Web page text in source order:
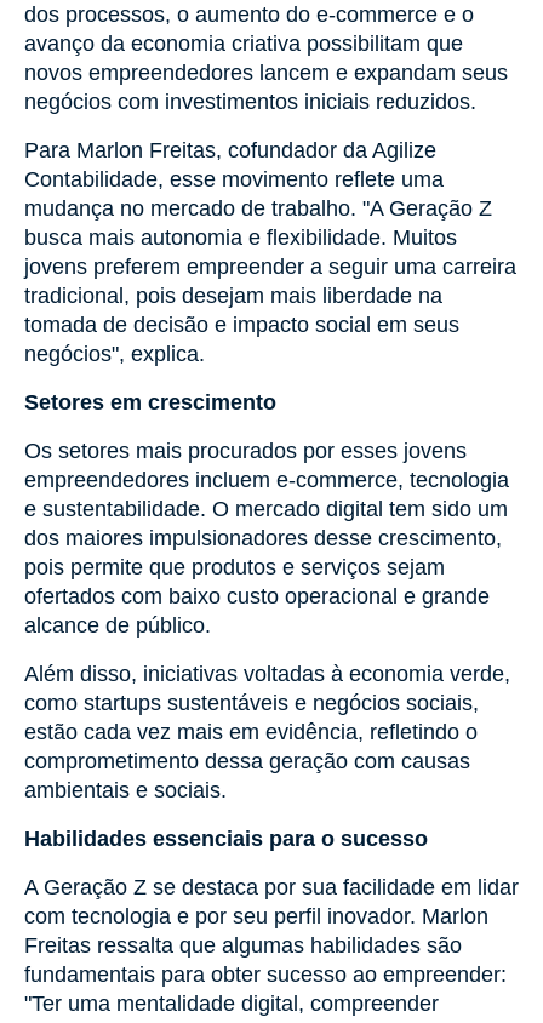
dos processos, o aumento do e-commerce e o
avanço da economia criativa possibilitam que
novos empreendedores lancem e expandam seus
negócios com investimentos iniciais reduzidos.
Para Marlon Freitas, cofundador da Agilize
Contabilidade, esse movimento reflete uma
mudança no mercado de trabalho. "A Geração Z
busca mais autonomia e flexibilidade. Muitos
jovens preferem empreender a seguir uma carreira
tradicional, pois desejam mais liberdade na
tomada de decisão e impacto social em seus
negócios", explica.
Setores em crescimento
Os setores mais procurados por esses jovens
empreendedores incluem e-commerce, tecnologia
e sustentabilidade. O mercado digital tem sido um
dos maiores impulsionadores desse crescimento,
pois permite que produtos e serviços sejam
ofertados com baixo custo operacional e grande
alcance de público.
Além disso, iniciativas voltadas à economia verde,
como startups sustentáveis e negócios sociais,
estão cada vez mais em evidência, refletindo o
comprometimento dessa geração com causas
ambientais e sociais.
Habilidades essenciais para o sucesso
A Geração Z se destaca por sua facilidade em lidar
com tecnologia e por seu perfil inovador. Marlon
Freitas ressalta que algumas habilidades são
fundamentais para obter sucesso ao empreender:
"Ter uma mentalidade digital, compreender